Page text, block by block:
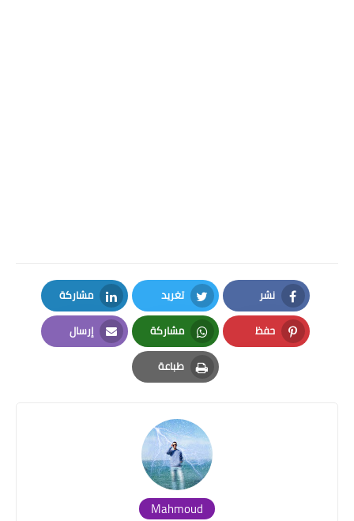
نشر
Facebook
تغريد
Twitter
مشاركة
LinkedIn
حفظ
Pinterest
مشاركة
Whatsapp
إرسال
Email
طباعة
Print
Mahmoud